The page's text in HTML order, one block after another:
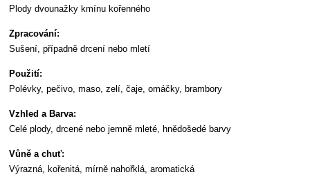
Plody dvounažky kmínu kořenného
Zpracování:
Sušení, případně drcení nebo mletí
Použití:
Polévky, pečivo, maso, zelí, čaje, omáčky, brambory
Vzhled a Barva:
Celé plody, drcené nebo jemně mleté, hnědošedé barvy
Vůně a chuť:
Výrazná, kořenitá, mírně nahořklá, aromatická